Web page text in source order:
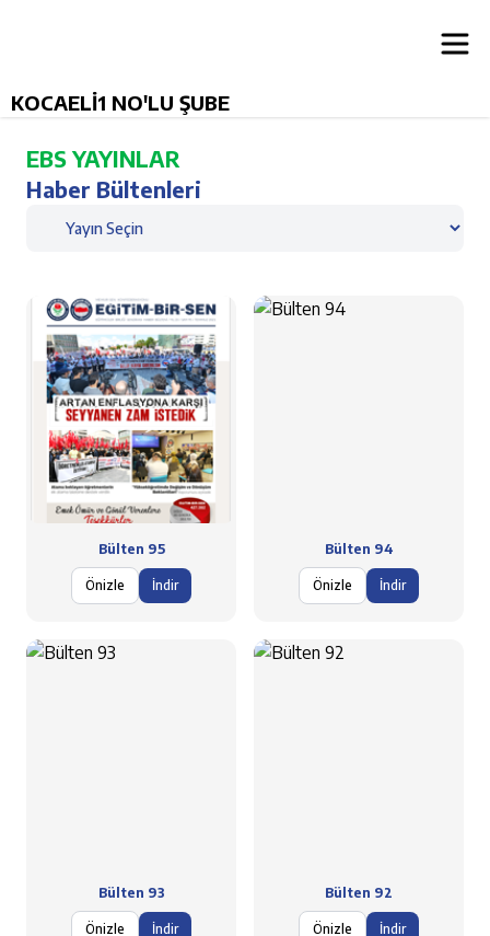
KOCAELİ1 NO'LU ŞUBE
EBS YAYINLAR
Haber Bültenleri
Bülten 95
Önizle İndir
Bülten 94
Önizle İndir
Bülten 93
Önizle İndir
Bülten 92
Önizle İndir